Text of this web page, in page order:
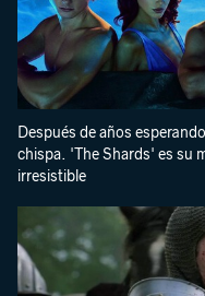
Después de años
chispa. 'The Shards' es su
irresistible